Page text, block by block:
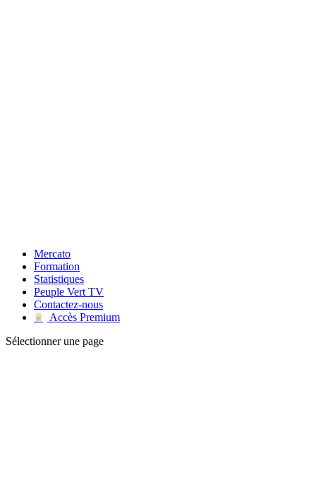
Mercato
Formation
Statistiques
Peuple Vert TV
Contactez-nous
♛
Accès Premium
Sélectionner une page